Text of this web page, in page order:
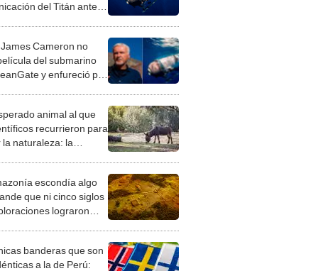
del Titán antes
Cameron no
del submarino
y enfureció por
animal al que
recurrieron para
la naturaleza: la
en un paisaje con
escondía algo
que ni cinco siglos
lograron
su pasado
banderas que son
a la de Perú: